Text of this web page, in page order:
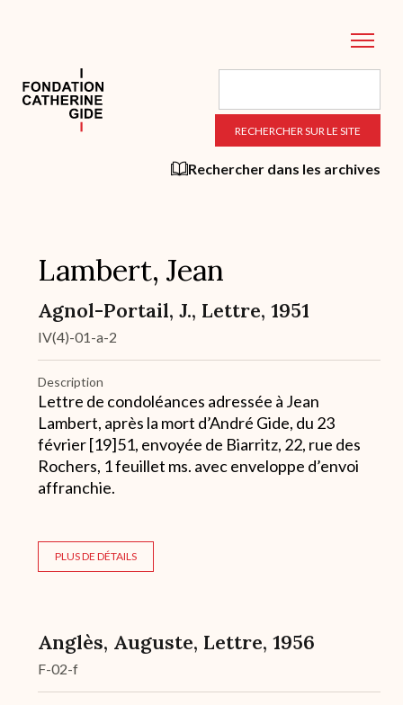
principal
Rechercher dans les archives
Lambert, Jean
Agnol-Portail, J., Lettre, 1951
IV(4)-01-a-2
Description
Lettre de condoléances adressée à Jean
Lambert, après la mort d’André Gide, du 23
février [19]51, envoyée de Biarritz, 22, rue des
Rochers, 1 feuillet ms. avec enveloppe d’envoi
affranchie.
PLUS DE DÉTAILS
Anglès, Auguste, Lettre, 1956
F-02-f